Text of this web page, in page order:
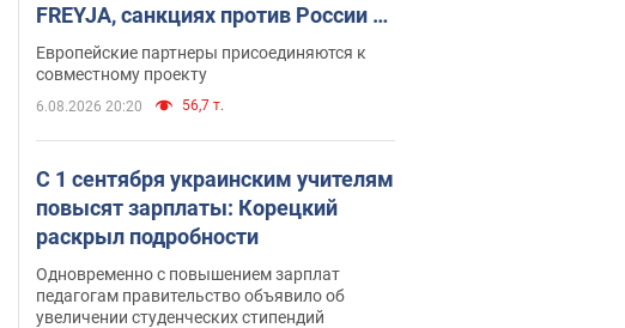
FREYJA, санкциях против России и
поддержке аграриев. Видео
Европейские партнеры присоединяются к
совместному проекту
6.08.2026 20:20 56,7 т.
С 1 сентября украинским учителям
повысят зарплаты: Корецкий
раскрыл подробности
Одновременно с повышением зарплат
педагогам правительство объявило об
увеличении студенческих стипендий